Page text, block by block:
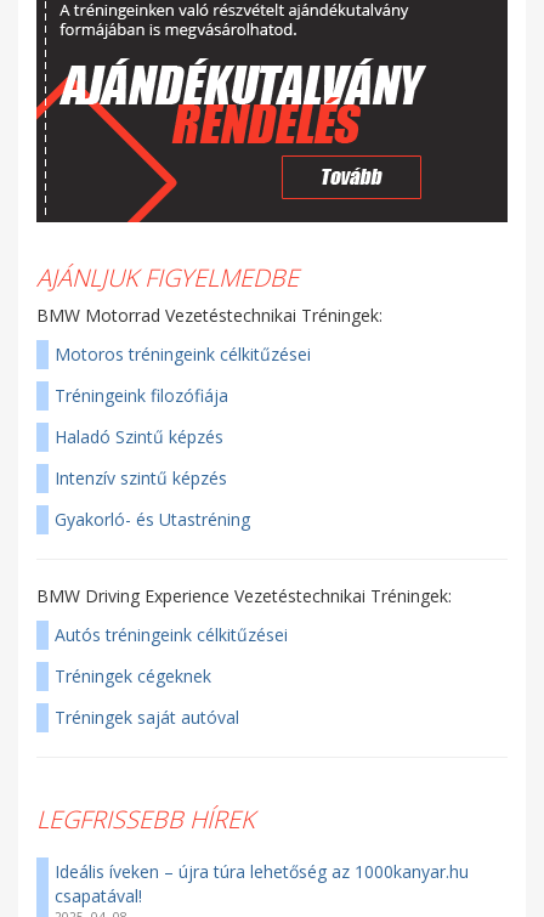
AJÁNLJUK FIGYELMEDBE
BMW Motorrad Vezetéstechnikai Tréningek:
Motoros tréningeink célkitűzései
Tréningeink filozófiája
Haladó Szintű képzés
Intenzív szintű képzés
Gyakorló- és Utastréning
BMW Driving Experience Vezetéstechnikai Tréningek:
Autós tréningeink célkitűzései
Tréningek cégeknek
Tréningek saját autóval
LEGFRISSEBB HÍREK
Ideális íveken – újra túra lehetőség az 1000kanyar.hu
csapatával!